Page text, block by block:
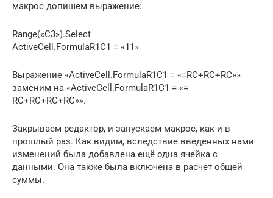
макрос допишем выражение:
Range(«C3»).Select
ActiveCell.FormulaR1C1 = «11»
Выражение «ActiveCell.FormulaR1C1 = «=RC+RC+RC»»
заменим на «ActiveCell.FormulaR1C1 = «=
RC+RC+RC+RC»».
Закрываем редактор, и запускаем макрос, как и в
прошлый раз. Как видим, вследствие введенных нами
изменений была добавлена ещё одна ячейка с
данными. Она также была включена в расчет общей
суммы.